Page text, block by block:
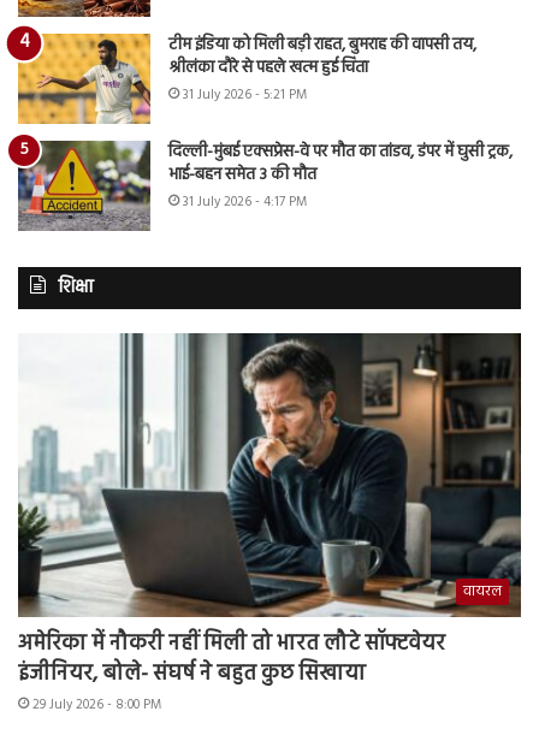
टीम इंडिया को मिली बड़ी राहत, बुमराह की वापसी तय,
श्रीलंका दौरे से पहले खत्म हुई चिंता
31 July 2026 - 5:21 PM
दिल्ली-मुंबई एक्सप्रेस-वे पर मौत का तांडव, डंपर में घुसी ट्रक,
भाई-बहन समेत 3 की मौत
31 July 2026 - 4:17 PM
शिक्षा
वायरल
अमेरिका में नौकरी नहीं मिली तो भारत लौटे सॉफ्टवेयर
इंजीनियर, बोले- संघर्ष ने बहुत कुछ सिखाया
29 July 2026 - 8:00 PM